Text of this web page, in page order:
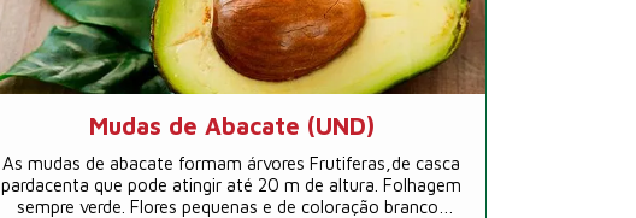
Mudas de Abacate (UND)
As mudas de abacate formam árvores Frutiferas,de casca
pardacenta que pode atingir até 20 m de altura. Folhagem
sempre verde. Flores pequenas e de coloração branco-